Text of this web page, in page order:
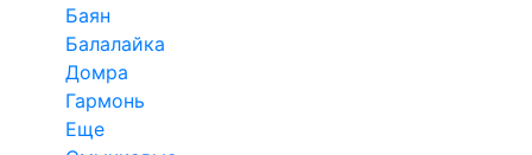
Баян
Балалайка
Домра
Гармонь
Еще